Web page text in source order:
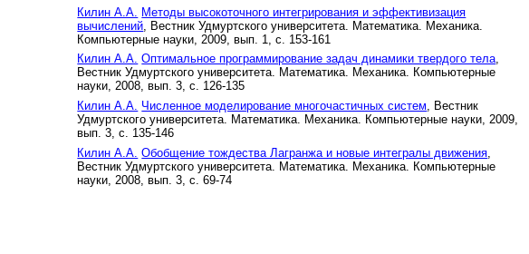
Килин А.А. Методы высокоточного интегрирования и эффективизация
вычислений , Вестник Удмуртского университета. Математика. Механика.
Компьютерные науки, 2009, вып. 1, с. 153-161
Килин А.А. Оптимальное программирование задач динамики твердого тела,
Вестник Удмуртского университета. Математика. Механика. Компьютерные
науки, 2008, вып. 3, с. 126-135
Килин А.А. Численное моделирование многочастичных систем , Вестник
Удмуртского университета. Математика. Механика. Компьютерные науки, 2009,
вып. 3, с. 135-146
Килин А.А. Обобщение тождества Лагранжа и новые интегралы движения
Вестник Удмуртского университета. Математика. Механика. Компьютерные
науки, 2008, вып. 3, с. 69-74